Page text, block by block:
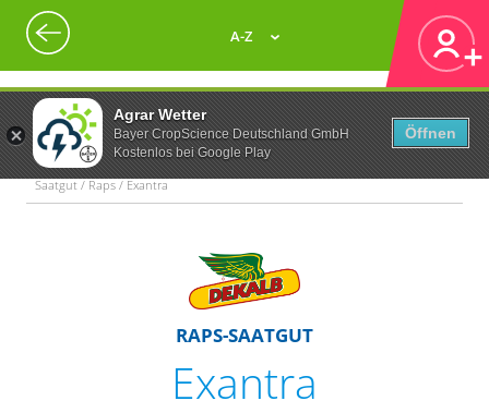
Agrar Wetter
Bayer CropScience Deutschland GmbH
Kostenlos bei Google Play
Öffnen
A-Z
Saatgut / Raps / Exantra
RAPS-SAATGUT
Exantra